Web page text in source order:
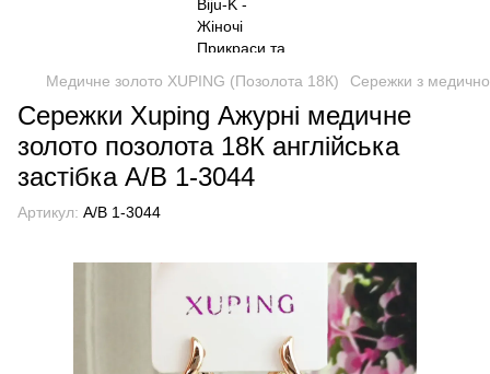
Медичне золото XUPING (Позолота 18К) Сережки з
Сережки Xuping Ажурні медичне
золото позолота 18К англійська
застібка А/В 1-3044
Артикул: А/В 1-3044